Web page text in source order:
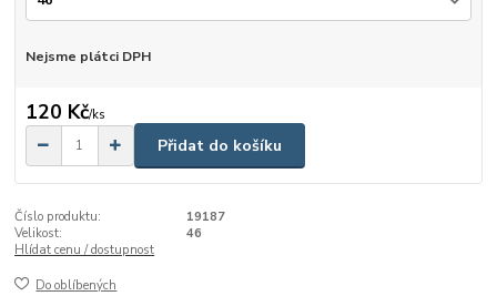
Nejsme plátci DPH
120 Kč/ks
Přidat do košíku
Číslo produktu:
19187
Velikost:
46
Hlídat cenu / dostupnost
Do oblíbených